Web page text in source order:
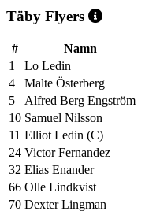
Täby Flyers
#
Namn
1
Lo Ledin
4
Malte Österberg
5
Alfred Berg Engström
10 Samuel Nilsson
11 Elliot Ledin (C)
24 Victor Fernandez
32 Elias Enander
66 Olle Lindkvist
70 Dexter Lingman